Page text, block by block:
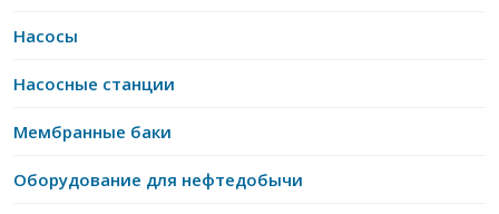
Насосы
Насосные станции
Мембранные баки
Оборудование для нефтедобычи